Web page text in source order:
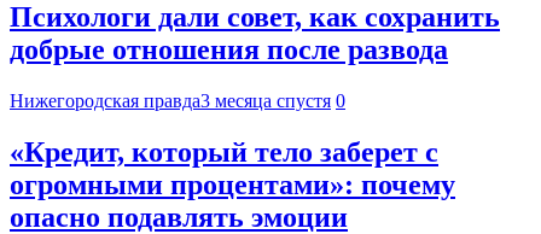
Психологи дали совет, как сохранить
добрые отношения после развода
Нижегородская правда3 месяца спустя 0
«Кредит, который тело заберет с
огромными процентами»: почему
опасно подавлять эмоции